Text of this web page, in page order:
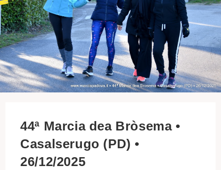
44ª Marcia dea Bròsema •
Casalserugo (PD) •
26/12/2025